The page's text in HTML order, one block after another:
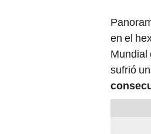
en el
Mundial
sufrió